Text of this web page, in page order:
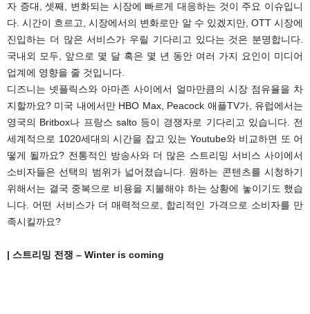
자 증대, 셋째, 변화되는 시장에 빠르게 대응하는 것이 주요 이슈입니
다. 시간이 흐르고, 시장에서의 변화로만 알 수 있겠지만, OTT 시장에
진입하는 더 많은 서비스가 우릴 기다리고 있다는 것은 분명합니다.
국내외 모두, 앞으로 몇 달 혹은 몇 년 동안 여러 가지 요인이 미디어
업계에 영향을 줄 것입니다.
디즈니는 넷플릭스와 아마존 사이에서 얼마만큼의 시장 점유율을 차
지할까요? 미국 내에서만 HBO Max, Peacock 애플TV가, 유럽에서는
영국의 Britbox나 프랑스 salto 등이 경쟁자로 기다리고 있습니다. 전
세계적으로 1020세대의 시간을 잡고 있는 Youtube와 비교하면 또 어
떻게 될까요? 전통적인 방송사와 더 많은 스트리밍 서비스 사이에서
소비자들은 선택의 범위가 넓어졌습니다. 원하는 콘텐츠를 시청하기
위해서는 결국 중복으로 비용을 지불해야 하는 상황에 놓이기도 했습
니다. 어떤 서비스가 더 매력적으로, 합리적인 가격으로 소비자를 만
족시킬까요?
| 스트리밍 전쟁 – Winter is coming